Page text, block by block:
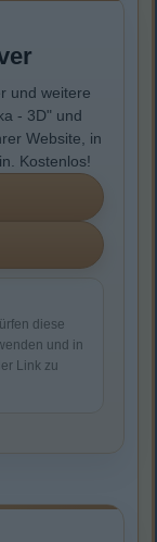
und weitere
- 3D" und
Website, in
Kostenlos!
diese
und in
Link zu